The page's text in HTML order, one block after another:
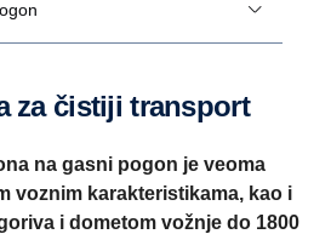
za čistiji transport
na gasni pogon je veoma
voznim karakteristikama, kao i
i dometom vožnje do 1800